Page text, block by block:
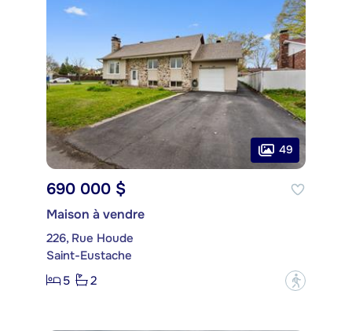
49
690 000 $
Maison à vendre
226, Rue Houde
Saint-Eustache
5
2 ?